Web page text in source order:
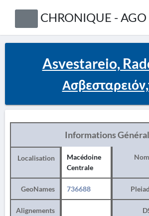
CHRONIQUE - AGO
Asvestareio,
Informations
Localisation
Macédoine
Centrale
GeoNames 736688
Alignements